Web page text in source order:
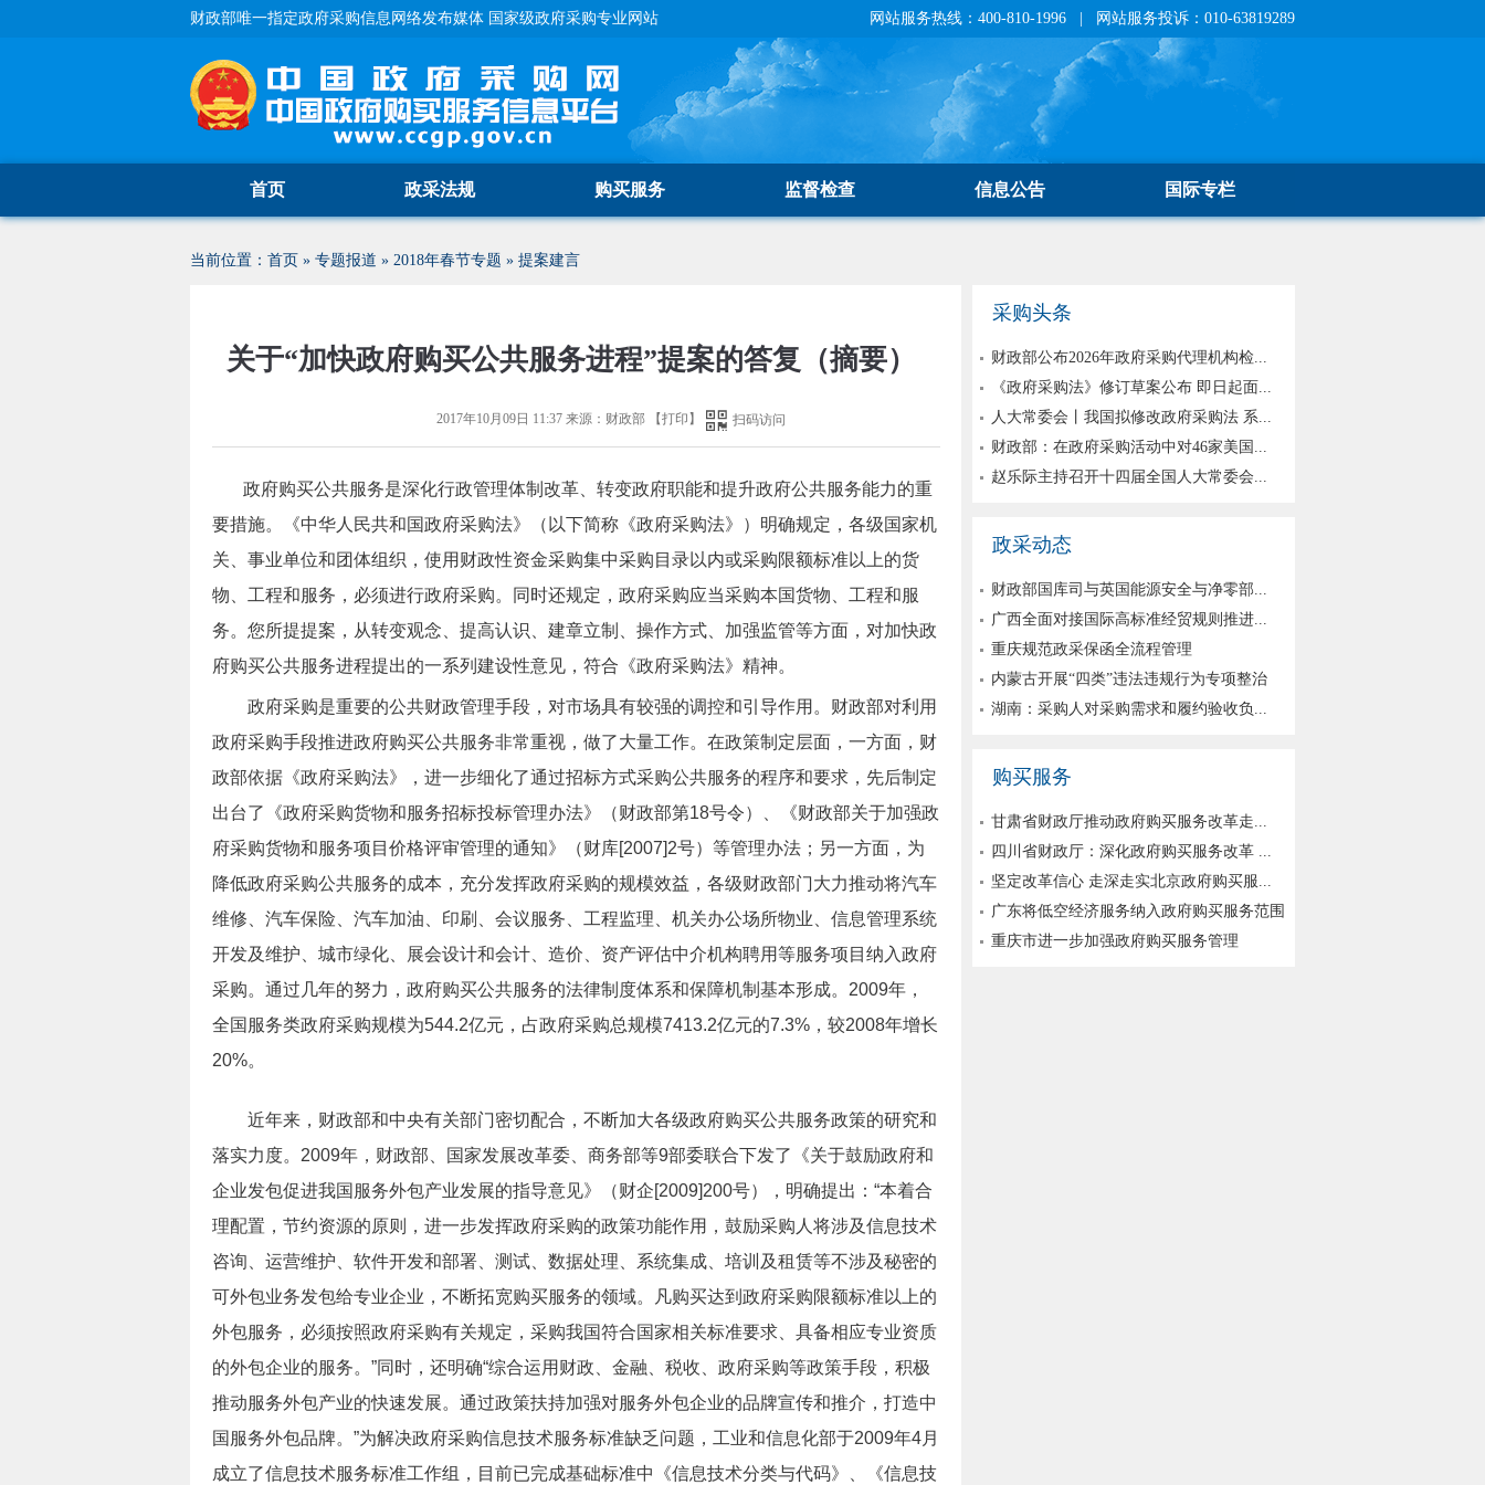
财政部唯一指定政府采购信息网络发布媒体 国家级政府采购专业网站 网站服务热线：400-810-1996 | 网站服务投诉：010-63819289
首页 政采法规 购买服务 监督检查 信息公告 国际专栏
当前位置： 首页 » 专题报道 » 2018年春节专题 » 提案建言
关于“加快政府购买公共服务进程”提案的答复（摘要）
2017年10月09日 11:37来源： 财政部【打印 】 扫码访问
政府购买公共服务是深化行政管理体制改革、转变政府职能和提升政府公共服务能力的重
要措施。《中华人民共和国政府采购法》（以下简称《政府采购法》）明确规定，各级国家机
关、事业单位和团体组织，使用财政性资金采购集中采购目录以内或采购限额标准以上的货
物、工程和服务，必须进行政府采购。同时还规定，政府采购应当采购本国货物、工程和服
务。您所提提案，从转变观念、提高认识、建章立制、操作方式、加强监管等方面，对加快政
府购买公共服务进程提出的一系列建设性意见，符合《政府采购法》精神。
政府采购是重要的公共财政管理手段，对市场具有较强的调控和引导作用。财政部对利用
政府采购手段推进政府购买公共服务非常重视，做了大量工作。在政策制定层面，一方面，财
政部依据《政府采购法》，进一步细化了通过招标方式采购公共服务的程序和要求，先后制定
出台了《政府采购货物和服务招标投标管理办法》（财政部第18号令）、《财政部关于加强政
府采购货物和服务项目价格评审管理的通知》（财库[2007]2号）等管理办法；另一方面，为
降低政府采购公共服务的成本，充分发挥政府采购的规模效益，各级财政部门大力推动将汽车
维修、汽车保险、汽车加油、印刷、会议服务、工程监理、机关办公场所物业、信息管理系统
开发及维护、城市绿化、展会设计和会计、造价、资产评估中介机构聘用等服务项目纳入政府
采购。通过几年的努力，政府购买公共服务的法律制度体系和保障机制基本形成。2009年，
全国服务类政府采购规模为544.2亿元，占政府采购总规模7413.2亿元的7.3%，较2008年增长
20%。
近年来，财政部和中央有关部门密切配合，不断加大各级政府购买公共服务政策的研究和
落实力度。2009年，财政部、国家发展改革委、商务部等9部委联合下发了《关于鼓励政府和
企业发包促进我国服务外包产业发展的指导意见》（财企[2009]200号），明确提出：“本着合
理配置，节约资源的原则，进一步发挥政府采购的政策功能作用，鼓励采购人将涉及信息技术
咨询、运营维护、软件开发和部署、测试、数据处理、系统集成、培训及租赁等不涉及秘密的
可外包业务发包给专业企业，不断拓宽购买服务的领域。凡购买达到政府采购限额标准以上的
外包服务，必须按照政府采购有关规定，采购我国符合国家相关标准要求、具备相应专业资质
的外包企业的服务。”同时，还明确“综合运用财政、金融、税收、政府采购等政策手段，积极
推动服务外包产业的快速发展。通过政策扶持加强对服务外包企业的品牌宣传和推介，打造中
国服务外包品牌。”为解决政府采购信息技术服务标准缺乏问题，工业和信息化部于2009年4月
成立了信息技术服务标准工作组，目前已完成基础标准中《信息技术分类与代码》、《信息技
采购头条
财政部公布2026年政府采购代理机构检...
《政府采购法》修订草案公布 即日起面...
人大常委会丨我国拟修改政府采购法 系...
财政部：在政府采购活动中对46家美国...
赵乐际主持召开十四届全国人大常委会...
政采动态
财政部国库司与英国能源安全与净零部...
广西全面对接国际高标准经贸规则推进...
重庆规范政采保函全流程管理
内蒙古开展“四类”违法违规行为专项整治
湖南：采购人对采购需求和履约验收负...
购买服务
甘肃省财政厅推动政府购买服务改革走...
四川省财政厅：深化政府购买服务改革 ...
坚定改革信心 走深走实北京政府购买服...
广东将低空经济服务纳入政府购买服务范围
重庆市进一步加强政府购买服务管理